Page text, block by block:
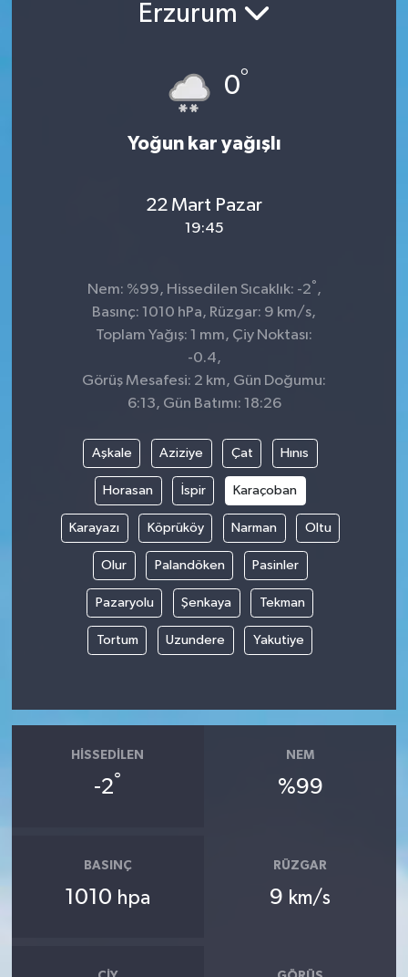
Erzurum
0°
Yoğun kar yağışlı
22 Mart Pazar
19:45
Nem: %99, Hissedilen Sıcaklık: -2° ,
Basınç: 1010 hPa, Rüzgar: 9 km/s,
Toplam Yağış: 1 mm, Çiy Noktası:
-0.4,
Görüş Mesafesi: 2 km, Gün Doğumu:
6:13, Gün Batımı: 18:26
Aşkale Aziziye Çat Hınıs
Horasan İspir Karaçoban
Karayazı Köprüköy Narman Oltu
Olur Palandöken Pasinler
Pazaryolu Şenkaya Tekman
Tortum Uzundere Yakutiye
HISSEDILEN
-2°
NEM
%99
BASINÇ
1010 hpa
RÜZGAR
9 km/s